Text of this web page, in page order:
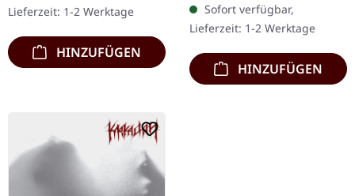
Rot/Schwarz/Weiß…
Lieferzeit: 1-2 Werktage
HINZUFÜGEN
Erstauflage als Digipak.
Debüt-Album der…
Sofort verfügbar,
Lieferzeit: 1-2 Werktage
HINZUFÜGEN